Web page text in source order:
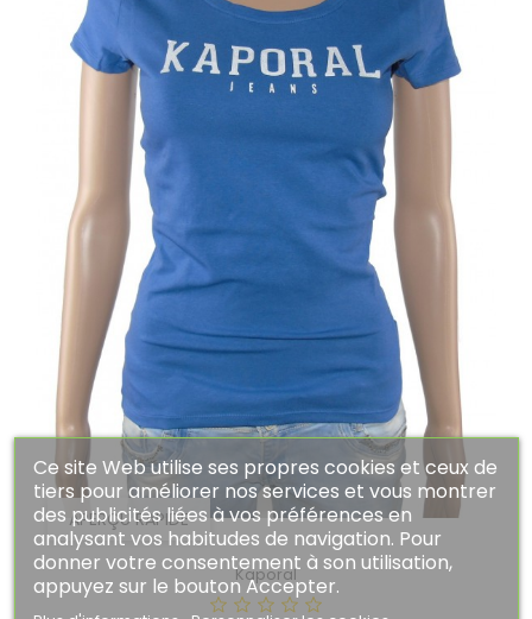
Ce site Web utilise ses propres cookies et ceux de
tiers pour améliorer nos services et vous montrer
des publicités liées à vos préférences en
analysant vos habitudes de navigation. Pour
donner votre consentement à son utilisation,
appuyez sur le bouton Accepter.
APERÇU RAPIDE
Kaporal